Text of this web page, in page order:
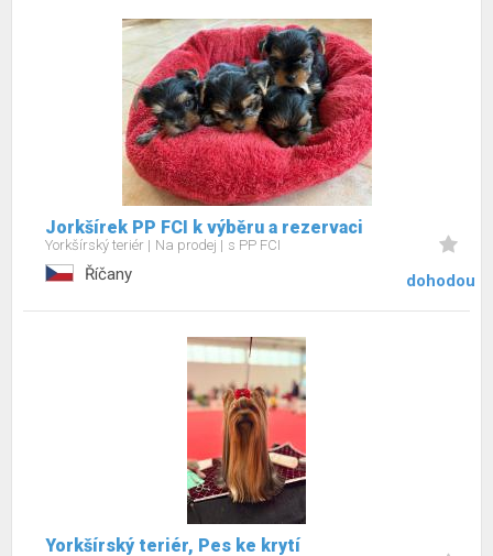
Jorkšírek PP FCI k výběru a rezervaci
Yorkšírský teriér Na prodej s PP FCI
Říčany dohodou
Yorkšírský teriér, Pes ke krytí